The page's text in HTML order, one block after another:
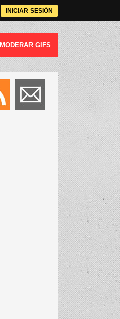
INICIAR SESIÓN
MODERAR GIFS